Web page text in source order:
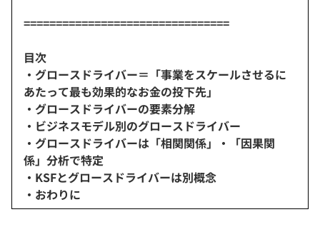
================================
目次
・グロースドライバー＝「事業をスケールさせるに
あたって最も効果的なお金の投下先」
・グロースドライバーの要素分解
・ビジネスモデル別のグロースドライバー
・グロースドライバーは「相関関係」・「因果関
係」分析で特定
・KSFとグロースドライバーは別概念
・おわりに